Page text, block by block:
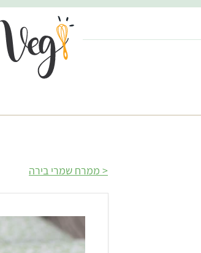
ממרח שמרי בירה